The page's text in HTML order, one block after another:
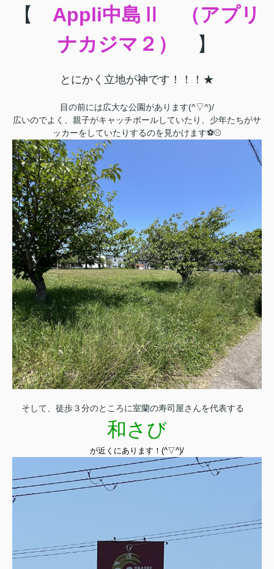
【 Appli中島Ⅱ （アプリ
ナカジマ２）
】
とにかく立地が神です！！！★
目の前には広大な公園があります(^▽^)/
広いのでよく、親子がキャッチボールしていたり、少年たちがサ
ッカーをしていたりするのを見かけます⚽⚾
そして、徒歩３分のところに室蘭の寿司屋さんを代表する
和さび
が近くにあります！(^▽^)/